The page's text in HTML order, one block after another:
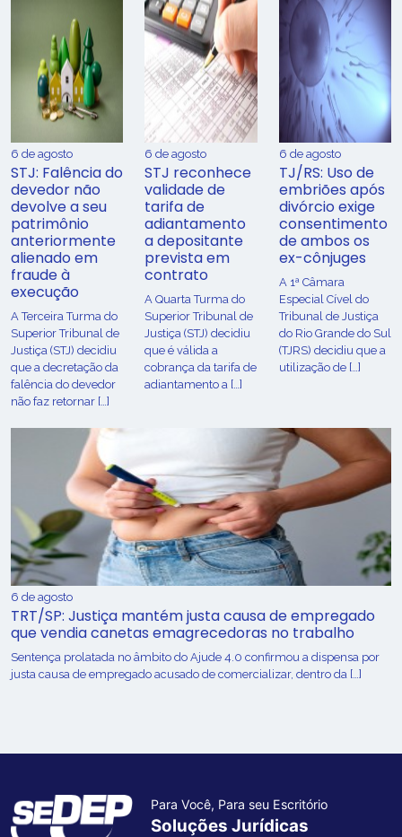
6 de agosto
STJ: Falência do
devedor não
devolve a seu
patrimônio
anteriormente
alienado em
fraude à
execução
A Terceira Turma do
Superior Tribunal de
Justiça (STJ) decidiu
que a decretação da
falência do devedor
não faz retornar […]
6 de agosto
STJ reconhece
validade de
tarifa de
adiantamento
a depositante
prevista em
contrato
A Quarta Turma do
Superior Tribunal de
Justiça (STJ) decidiu
que é válida a
cobrança da tarifa de
adiantamento a […]
6 de agosto
TJ/RS: Uso de
embriões após
divórcio exige
consentimento
de ambos os
ex-cônjuges
A 1ª Câmara
Especial Cível do
Tribunal de Justiça
do Rio Grande do Sul
(TJRS) decidiu que a
utilização de […]
6 de agosto
TRT/SP: Justiça mantém justa causa de empregado
que vendia canetas emagrecedoras no trabalho
Sentença prolatada no âmbito do Ajude 4.0 confirmou a dispensa por
justa causa de empregado acusado de comercializar, dentro da […]
Para Você, Para seu Escritório
Soluções Jurídicas